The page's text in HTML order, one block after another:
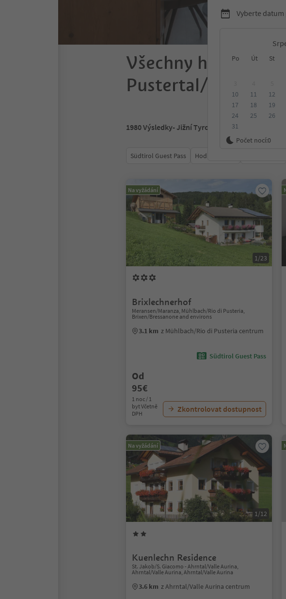
Vyberte
Po Út St
10
11 12
17
18 19
24
25 26
31
Počet nocí:0
Všechny hotely a
Pustertal/Val
1980Výsledky- Jižní Tyrolsko
Südtirol Guest Pass Hodnocení
Na vyžádání
1/23
Brixlechnerhof
Meransen/Maranza, Mühlbach/Rio di Pusteria,
Brixen/Bressanone and environs
3.1 km z Mühlbach/Rio di Pusteria centrum
Südtirol Guest Pass
Od
95€
1 noc / 1
byt Včetně
DPH
Zkontrolovat dostupnost
Na vyžádání
1/12
Kuenlechn Residence
St. Jakob/S. Giacomo - Ahrntal/Valle Aurina,
Ahrntal/Valle Aurina, Ahrntal/Valle Aurina
3.6 km z Ahrntal/Valle Aurina centrum